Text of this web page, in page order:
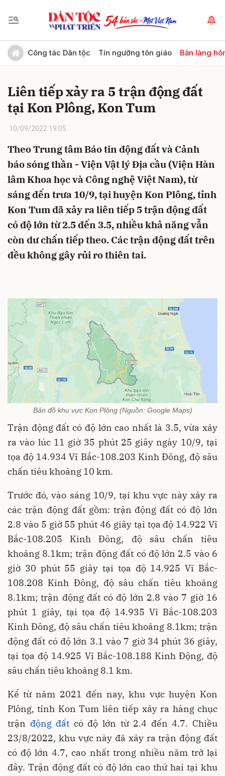
Công tác Dân tộc Tín ngưỡng tôn giáo Bản làng
Liên tiếp xảy ra 5 trận động đất
tại Kon Plông, Kon Tum
10/09/2022 19:05
Theo Trung tâm Báo tin động đất và Cảnh
báo sóng thần - Viện Vật lý Địa cầu (Viện Hàn
lâm Khoa học và Công nghệ Việt Nam), từ
sáng đến trưa 10/9, tại huyện Kon Plông, tỉnh
Kon Tum đã xảy ra liên tiếp 5 trận động đất
có độ lớn từ 2.5 đến 3.5, nhiều khả năng vẫn
còn dư chấn tiếp theo. Các trận động đất trên
đều không gây rủi ro thiên tai.
Bản đồ khu vực Kon Plông (Nguồn: Google Maps)
Trận động đất có độ lớn cao nhất là 3.5, vừa xảy
ra vào lúc 11 giờ 35 phút 25 giây ngày 10/9, tại
tọa độ 14.934 Vĩ Bắc-108.203 Kinh Đông, độ sâu
chấn tiêu khoảng 10 km.
Trước đó, vào sáng 10/9, tại khu vực này xảy ra
các trận động đất gồm: trận động đất có độ lớn
2.8 vào 5 giờ 55 phút 46 giây tại tọa độ 14.922 Vĩ
Bắc-108.205 Kinh Đông, độ sâu chấn tiêu
khoảng 8.1km; trận động đất có độ lớn 2.5 vào 6
giờ 30 phút 55 giây tại tọa độ 14.925 Vĩ Bắc-
108.208 Kinh Đông, độ sâu chấn tiêu khoảng
8.1km; trận động đất có độ lớn 2.8 vào 7 giờ 16
phút 1 giây, tại tọa độ 14.935 Vĩ Bắc-108.203
Kinh Đông, độ sâu chấn tiêu khoảng 8.1km; trận
động đất có độ lớn 3.1 vào 7 giờ 34 phút 36 giây,
tại tọa độ 14.925 Vĩ Bắc-108.188 Kinh Động, độ
sâu chấn tiêu khoảng 8.1 km.
Kể từ năm 2021 đến nay, khu vực huyện Kon
Plông, tỉnh Kon Tum liên tiếp xảy ra hàng chục
trận động đất có độ lớn từ 2.4 đến 4.7. Chiều
23/8/2022, khu vực này đã xảy ra trận động đất
có độ lớn 4.7, cao nhất trong nhiều năm trở lại
đây. Trận động đất có độ lớn cao thứ hai tại khu
Gửi bình luận
Hủy Gửi